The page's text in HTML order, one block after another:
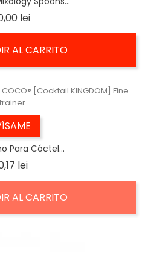
leiPrecio
AL CARRITO
Para Cóctel...
leiPrecio
AL CARRITO